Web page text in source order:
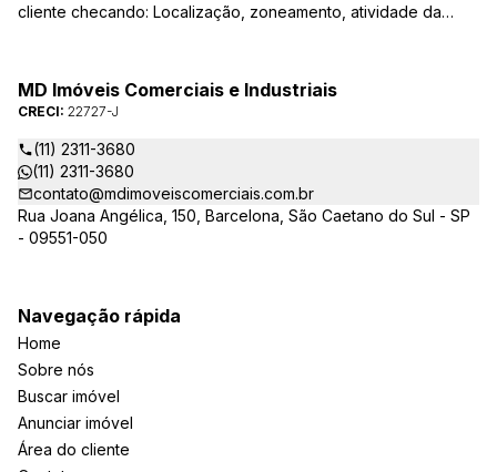
cliente checando: Localização, zoneamento, atividade da
atender de verdade a sua necessidade!
MD Imóveis Comerciais e Industriais
CRECI: 22727-J
(11) 2311-3680
(11) 2311-3680
contato@mdimoveiscomerciais.com.br
Rua Joana Angélica, 150, Barcelona, São Caetano do Sul - SP
- 09551-050
Navegação rápida
Home
Sobre nós
Buscar imóvel
Anunciar imóvel
Área do cliente